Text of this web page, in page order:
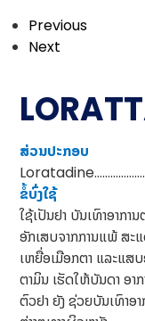
Previous
Next
ສ່ວນປະກອບ
ຂໍ້ບົ່ງໃຊ້
ໃຊ້ເປັນຢາ ບັນເທົາອາກາ
ອັກເສບຈາກການແພ້ ສະ
ເຫຍື່ອເມືອກຕາ ແລະແສ
ຕາມິນ ເຮັດໃຫ້ບັນດາ ອາ
ຕົວຢາ ຍັງ ຊ່ວຍບັນເທົາອ